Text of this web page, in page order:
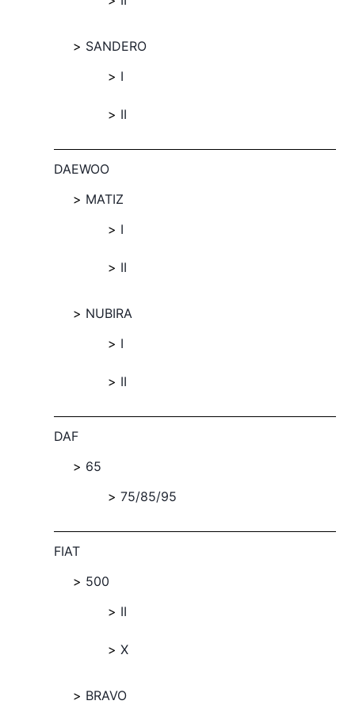
SANDERO
I
II
DAEWOO
MATIZ
I
II
NUBIRA
I
II
DAF
65
75/85/95
FIAT
500
II
X
BRAVO